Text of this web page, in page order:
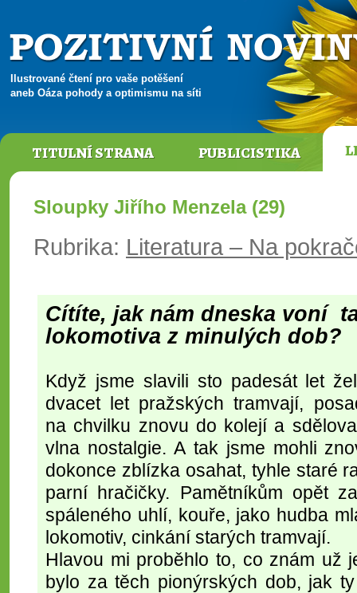
Ilustrované čtení pro vaše potěšení
aneb Oáza pohody a optimismu na síti
TITULNÍ STRANA PUBLICISTIKA
Sloupky Jiřího Menzela (29)
Rubrika: Literatura – Na
Cítíte, jak nám dneska voní
lokomotiva z minulých dob?
Když jsme slavili sto padesát let
dvacet let pražských tramvají,
na chvilku znovu do kolejí a
vlna nostalgie. A tak jsme mohli
dokonce zblízka osahat, tyhle staré
parní hračičky. Pamětníkům opět
spáleného uhlí, kouře, jako hudba
lokomotiv, cinkání starých tramvají.
Hlavou mi proběhlo to, co znám už
bylo za těch pionýrských dob, jak